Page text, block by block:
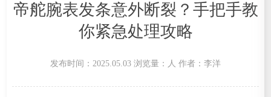
帝舵腕表发条意外断裂？手把手教
你紧急处理攻略
发布时间：2025.05.03 浏览量： 人 作者：李洋